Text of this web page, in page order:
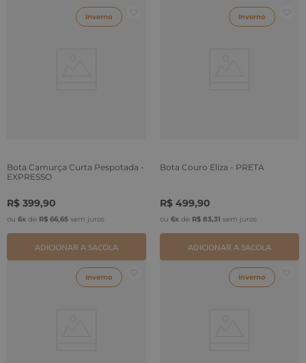
Inverno
Bota Camurça Curta Pespotada -
EXPRESSO
R$ 399,90
ou 6x de R$ 66,65 sem juros
ADICIONAR A SACOLA
Inverno
Bota Couro Eliza - PRETA
R$ 499,90
ou 6x de R$ 83,31 sem juros
ADICIONAR A SACOLA
Inverno Inverno